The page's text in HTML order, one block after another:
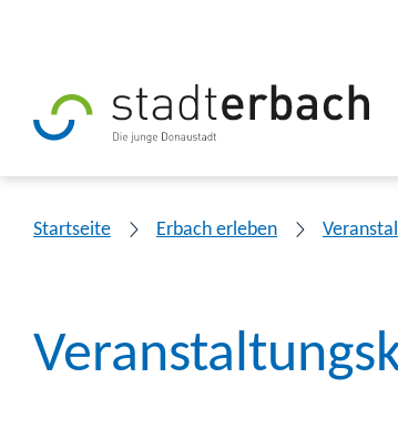
Startseite Erbach erleben